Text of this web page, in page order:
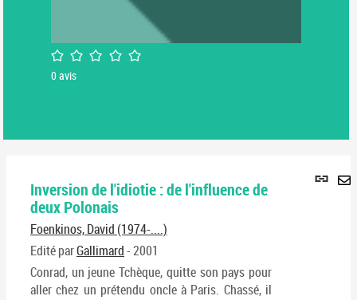
/5
0avis
Lien
Inversion de l'idiotie : de l'influence de
deux Polonais
Foenkinos, David (1974-....)
Edité parGallimard- 2001
Conrad, un jeune Tchèque, quitte son pays pour
aller chez un prétendu oncle à Paris. Chassé, il